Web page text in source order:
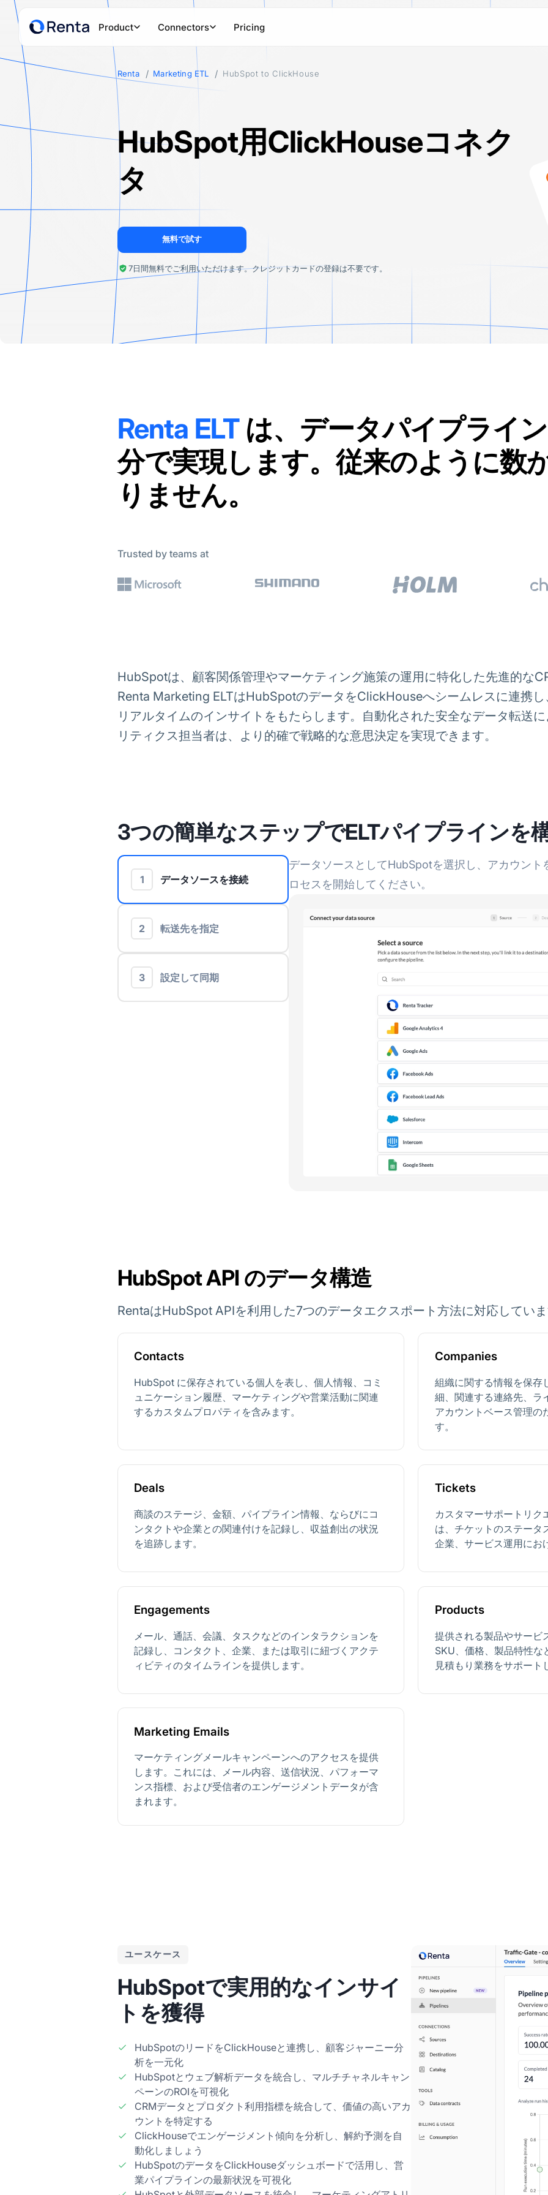
Product
PRODUCTS
Powerful first-party tracker to collect and connect customer data
Renta Marketing ETL
Create secure data pipelines to any data warehouse or data lake
Documentation
Learn how to install, set up, and
Connectors
POPULAR SOURCES
Facebook Ads
POPULAR DESTINATIONS
Snowflake
Amazon Redshift
Google Cloud Storage
See all destinations
move data the way your stack
Pricing
Renta Marketing ETL HubSpot to ClickHouse
HubSpot用ClickHouseコネク
タ
無料で試す
7日間無料でご利用いただけます。クレジットカードの登録は不要です。
Renta ELTは、データパイプライ
分で実現します。従来のように数
りません。
Trusted by teams at
HubSpotは、顧客関係管理やマーケティング施策の運用に特化した先進的な
Renta Marketing ELTはHubSpotのデータをClickHouseへシームレスに連携
リアルタイムのインサイトをもたらします。自動化された安全なデータ転送
リティクス担当者は、より的確で戦略的な意思決定を実現できます。
3つの簡単なステップでELTパイプラインを
1 データソースを接続
2 転送先を指定
3 設定して同期
データソースとしてHubSpotを選択し、アカウント
ロセスを開始してください。
HubSpot API のデータ構造
RentaはHubSpot APIを利用した7つのデータエクスポート方法に対応してい
Contacts
HubSpot に保存されている個人を表し、個人情報、コミ
ュニケーション履歴、マーケティングや営業活動に関連
するカスタムプロパティを含みます。
Companies
組織に関する情報を保存
細、関連する連絡先、ラ
アカウントベース管理の
す。
Deals
商談のステージ、金額、パイプライン情報、ならびにコ
ンタクトや企業との関連付けを記録し、収益創出の状況
を追跡します。
Tickets
カスタマーサポートリク
は、チケットのステータ
企業、サービス運用にお
Engagements
メール、通話、会議、タスクなどのインタラクションを
記録し、コンタクト、企業、または取引に紐づくアクテ
ィビティのタイムラインを提供します。
Products
提供される製品やサービ
SKU、価格、製品特性な
見積もり業務をサポート
Marketing Emails
マーケティングメールキャンペーンへのアクセスを提供
します。これには、メール内容、送信状況、パフォーマ
ンス指標、および受信者のエンゲージメントデータが含
まれます。
ユースケース
HubSpotで実用的なインサイ
トを獲得
HubSpotのリードをClickHouseと連携し、顧客ジャーニー分
析を一元化
HubSpotとウェブ解析データを統合し、マルチチャネルキャン
ペーンのROIを可視化
CRMデータとプロダクト利用指標を統合して、価値の高いアカ
ウントを特定する
ClickHouseでエンゲージメント傾向を分析し、解約予測を自
動化しましょう
HubSpotのデータをClickHouseダッシュボードで活用し、営
業パイプラインの最新状況を可視化